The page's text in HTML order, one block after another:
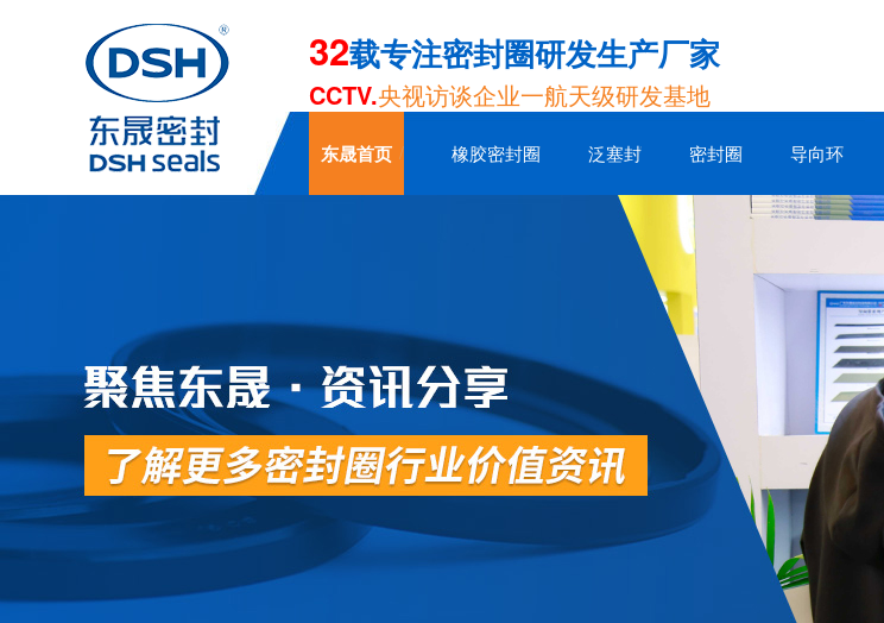
32载专注密封圈研发生产厂家
CCTV.央视访谈企业一航天级研发基地
东晟首页 橡胶密封圈 泛塞封 密封圈 导向环